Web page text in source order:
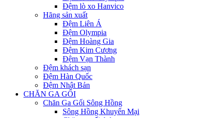
Đệm lò xo Hanvico
Hãng sản xuất
Đệm Liên Á
Đệm Olympia
Đệm Hoàng Gia
Đệm Kim Cương
Đệm Vạn Thành
Đệm khách sạn
Đệm Hàn Quốc
Đệm Nhật Bản
CHĂN GA GỐI
Chăn Ga Gối Sông Hồng
Sông Hồng Khuyến Mại